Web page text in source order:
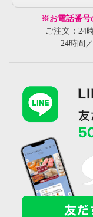
※お電話番号
ご注文：24
24時間